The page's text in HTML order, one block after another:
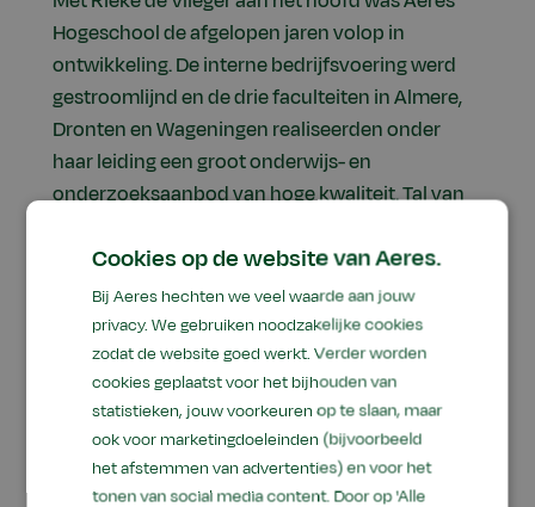
Hogeschool de afgelopen jaren volop in
ontwikkeling. De interne bedrijfsvoering werd
gestroomlijnd en de drie faculteiten in Almere,
Dronten en Wageningen realiseerden onder
haar leiding een groot onderwijs- en
onderzoeksaanbod van hoge kwaliteit. Tal van
partners spelen hierbij een belangrijke rol en
completeren haar grote staat van dienst.
Als instellingsdirecteur wordt Freek Rebel
verantwoordelijk voor het doorontwikkelen van
Aeres Hogeschool als geheel en implementatie
van de Aeres-strategie binnen de instelling. Het
borgen van de kwaliteit van onderzoek en
onderwijs binnen Aeres Hogeschool behoort
Cookies op de website van Aeres.
Bij Aeres hechten we veel waarde aan jouw
privacy. We gebruiken noodzakelijke cookies
zodat de website goed werkt. Verder worden
cookies geplaatst voor het bijhouden van
statistieken, jouw voorkeuren op te slaan, maar
ook voor marketingdoeleinden (bijvoorbeeld
het afstemmen van advertenties) en voor het
tonen van social media content. Door op 'Alle